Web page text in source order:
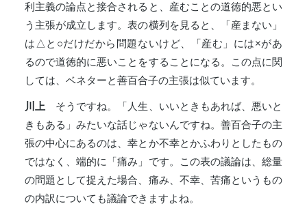
利主義の論点と接合されると、産むことの道徳的悪とい
う主張が成立します。表の横列を見ると、「産まない」
は△と○だけだから問題ないけど、「産む」には×があ
るので道徳的に悪いことをすることになる。この点に関
しては、ベネターと善百合子の主張は似ています。
川上 そうですね。「人生、いいときもあれば、悪いと
きもある」みたいな話じゃないんですね。善百合子の主
張の中心にあるのは、幸とか不幸とかふわりとしたもの
ではなく、端的に「痛み」です。この表の議論は、総量
の問題として捉えた場合、痛み、不幸、苦痛というもの
の内訳についても議論できますよね。